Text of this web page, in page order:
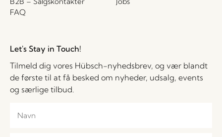
FAQ
Let's Stay in Touch!
Tilmeld dig vores Hübsch-nyhedsbrev, og vær blandt
de første til at få besked om nyheder, udsalg, events
og særlige tilbud.